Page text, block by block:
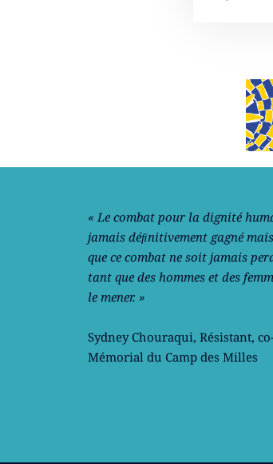
Notre philosophie
« Le combat pour la dignité
jamais déﬁnitivement gagné
que ce combat ne soit jamais
tant que des hommes et des
le mener. »
Sydney Chouraqui, Résistant,
Mémorial du Camp des Milles